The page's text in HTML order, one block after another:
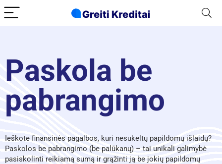
Paskola be
pabrangimo
Ieškote finansinės pagalbos, kuri nesukeltų papildomų išlaidų?
Paskolos be pabrangimo (be palūkanų) – tai unikali galimybė
pasiskolinti reikiamą sumą ir grąžinti ją be jokių papildomų